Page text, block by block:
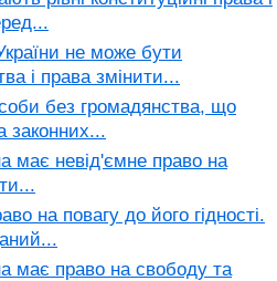
не може бути
і права змінити...
без громадянства, що
законних...
має невід'ємне право на
на повагу до його гідності.
має право на свободу та